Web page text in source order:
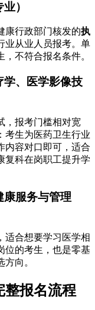
）
康行政部门核发的执
业从业人员报考。单
不符合报名条件。
学、医学影像技
，报考门槛相对宽
考生为医药卫生行业
内容对口即可，适合
复科在岗职工提升学
康服务与管理
适合想要学习医学相
位的考生，也是零基
向。
整报名流程